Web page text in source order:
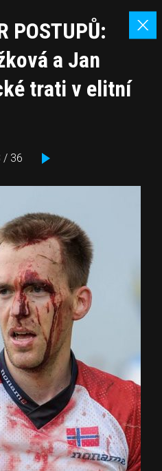
POSTUPŮ:
a Jan
trati v elitní
/ 36